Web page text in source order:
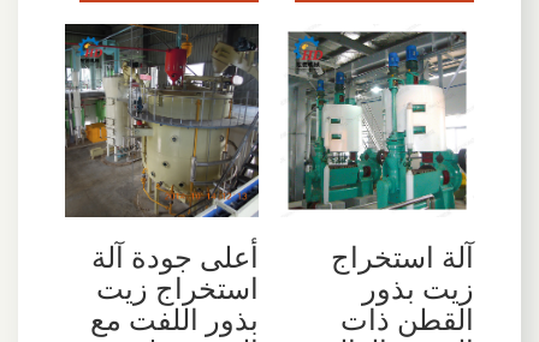
آلة استخراج
زيت بذور
القطن ذات
أعلى جودة آلة
استخراج زيت
بذور اللفت مع